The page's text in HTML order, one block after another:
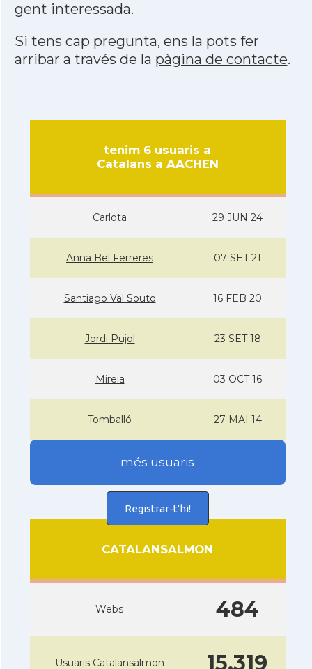
gent interessada.
Si tens cap pregunta, ens la pots fer
arribar a través de la pàgina de contacte.
tenim 6 usuaris a
Catalans a AACHEN
Carlota 29 JUN 24
Anna Bel Ferreres 07 SET 21
Santiago Val Souto 16 FEB 20
Jordi Pujol 23 SET 18
Mireia 03 OCT 16
Tomballó 27 MAI 14
més usuaris
Registrar-t'hi!
CATALANSALMON
Webs 484
Usuaris Catalansalmon 15.319